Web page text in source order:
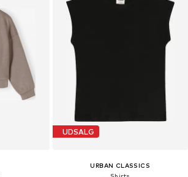
UDSALG
URBAN CLASSICS